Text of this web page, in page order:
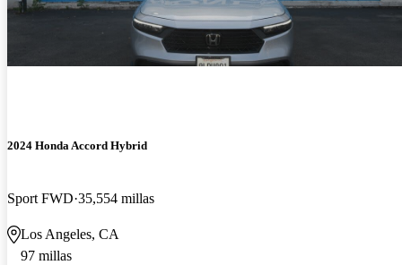
2024 Honda Accord Hybrid
Sport FWD 35,554 millas
Los Angeles, CA
97 millas